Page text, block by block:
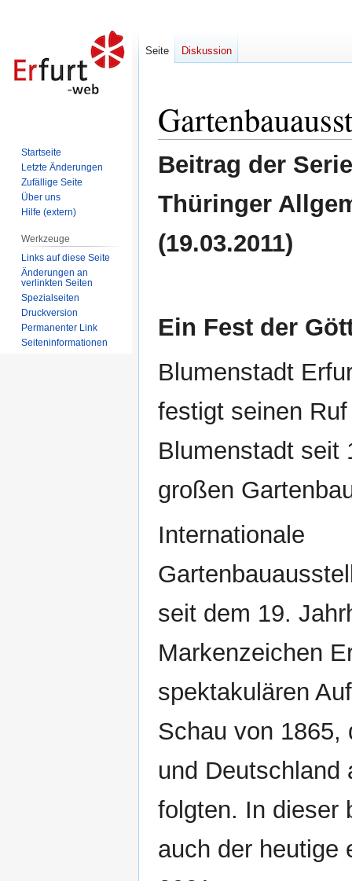
Navigation
springen
Suche
springen
Beitrag der
Thüringer
(19.03.2011)
Ein Fest der
Blumenstadt
festigt seinen
Blumenstadt seit
großen
Internationale
seit dem 19.
Markenzeichen
spektakulären
Schau von 1865,
und Deutschland
folgten. In dieser
auch der heutige
Seite Diskussion
Startseite
Letzte Änderungen
Zufällige Seite
Über uns
Hilfe (extern)
Werkzeuge
Links auf diese Seite
Änderungen an
verlinkten Seiten
Spezialseiten
Druckversion
Permanenter Link
Seiten­informationen